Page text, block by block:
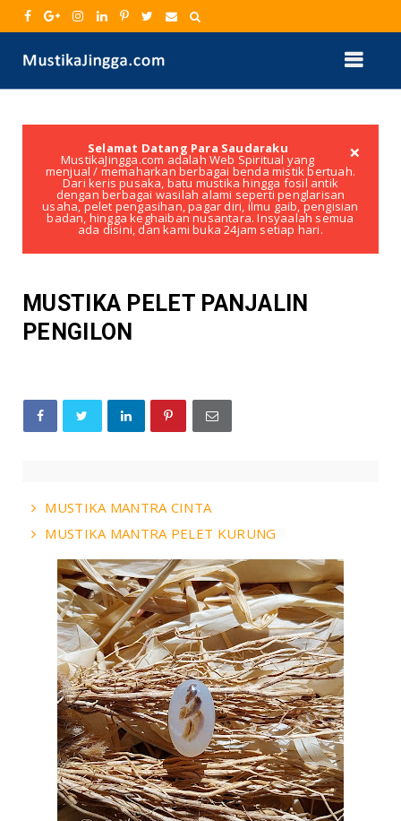
×
Selamat Datang Para Saudaraku
MustikaJingga.com adalah Web Spiritual yang
menjual / memaharkan berbagai benda mistik bertuah.
Dari keris pusaka, batu mustika hingga fosil antik
dengan berbagai wasilah alami seperti penglarisan
usaha, pelet pengasihan, pagar diri, ilmu gaib, pengisian
badan, hingga keghaiban nusantara. Insyaalah semua
ada disini, dan kami buka 24jam setiap hari.
MUSTIKA PELET PANJALIN
PENGILON
MUSTIKA MANTRA CINTA
MUSTIKA MANTRA PELET KURUNG